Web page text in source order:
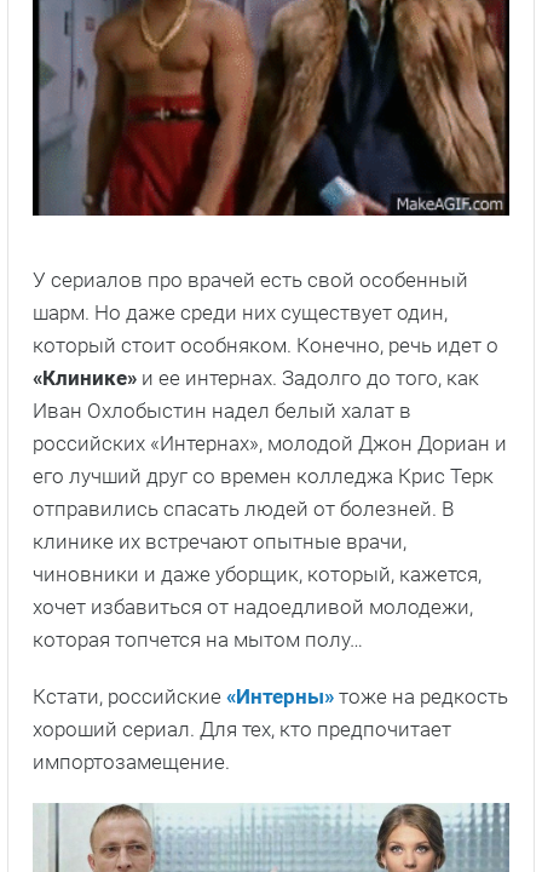
У сериалов про врачей есть свой особенный
шарм. Но даже среди них существует один,
который стоит особняком. Конечно, речь идет о
«Клинике» и ее интернах. Задолго до того, как
Иван Охлобыстин надел белый халат в
российских «Интернах», молодой Джон Дориан и
его лучший друг со времен колледжа Крис Терк
отправились спасать людей от болезней. В
клинике их встречают опытные врачи,
чиновники и даже уборщик, который, кажется,
хочет избавиться от надоедливой молодежи,
которая топчется на мытом полу…
Кстати, российские «Интерны» тоже на редкость
хороший сериал. Для тех, кто предпочитает
импортозамещение.